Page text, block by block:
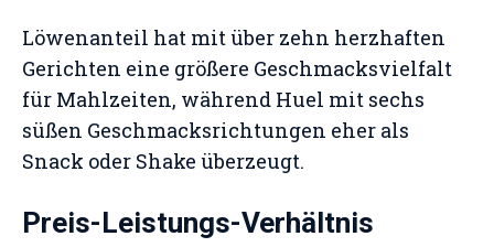
Löwenanteil hat mit über zehn herzhaften
Gerichten eine größere Geschmacksvielfalt
für Mahlzeiten, während Huel mit sechs
süßen Geschmacksrichtungen eher als
Snack oder Shake überzeugt.
Preis-Leistungs-Verhältnis